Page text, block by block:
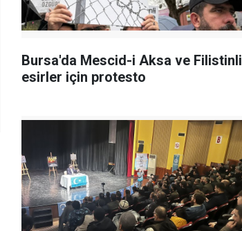
Bursa'da Mescid-i Aksa ve Filistinli
esirler için protesto